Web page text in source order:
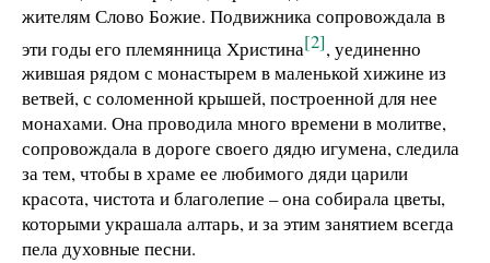
жителям Слово Божие. Подвижника сопровождала в
эти годы его племянница Христина[2], уединенно
жившая рядом с монастырем в маленькой хижине из
ветвей, с соломенной крышей, построенной для нее
монахами. Она проводила много времени в молитве,
сопровождала в дороге своего дядю игумена, следила
за тем, чтобы в храме ее любимого дяди царили
красота, чистота и благолепие – она собирала цветы,
которыми украшала алтарь, и за этим занятием всегда
пела духовные песни.